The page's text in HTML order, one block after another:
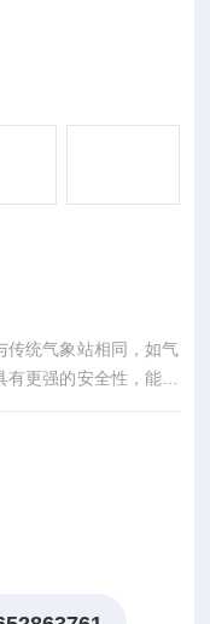
传统气象站相同，如气
更强的安全性，能够